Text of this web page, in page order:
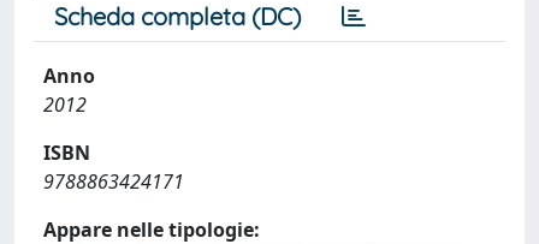
Scheda completa (DC)
Anno
2012
ISBN
9788863424171
Appare nelle tipologie: